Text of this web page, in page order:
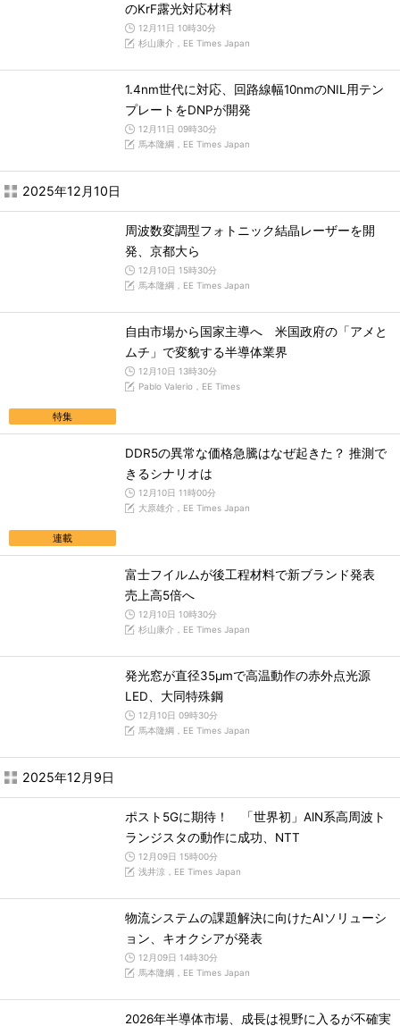
のKrF露光対応材料
12月11日 10時30分
杉山康介，EE Times Japan
1.4nm世代に対応、回路線幅10nmのNIL用テン
プレートをDNPが開発
12月11日 09時30分
馬本隆綱，EE Times Japan
2025年12月10日
周波数変調型フォトニック結晶レーザーを開
発、京都大ら
12月10日 15時30分
馬本隆綱，EE Times Japan
特集
自由市場から国家主導へ 米国政府の「アメと
ムチ」で変貌する半導体業界
12月10日 13時30分
Pablo Valerio，EE Times
連載
DDR5の異常な価格急騰はなぜ起きた？ 推測で
きるシナリオは
12月10日 11時00分
大原雄介，EE Times Japan
富士フイルムが後工程材料で新ブランド発表
売上高5倍へ
12月10日 10時30分
杉山康介，EE Times Japan
発光窓が直径35μmで高温動作の赤外点光源
LED、大同特殊鋼
12月10日 09時30分
馬本隆綱，EE Times Japan
2025年12月9日
ポスト5Gに期待！ 「世界初」AlN系高周波ト
ランジスタの動作に成功、NTT
12月09日 15時00分
浅井涼，EE Times Japan
物流システムの課題解決に向けたAIソリューシ
ョン、キオクシアが発表
12月09日 14時30分
馬本隆綱，EE Times Japan
2026年半導体市場、成長は視野に入るが不確実